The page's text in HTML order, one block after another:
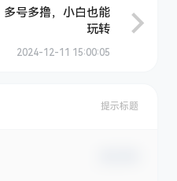
号多撸，小白也能
玩转
2024-12-11 15:00:05
提示标题